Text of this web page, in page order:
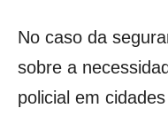
No caso da
sobre a
policial em